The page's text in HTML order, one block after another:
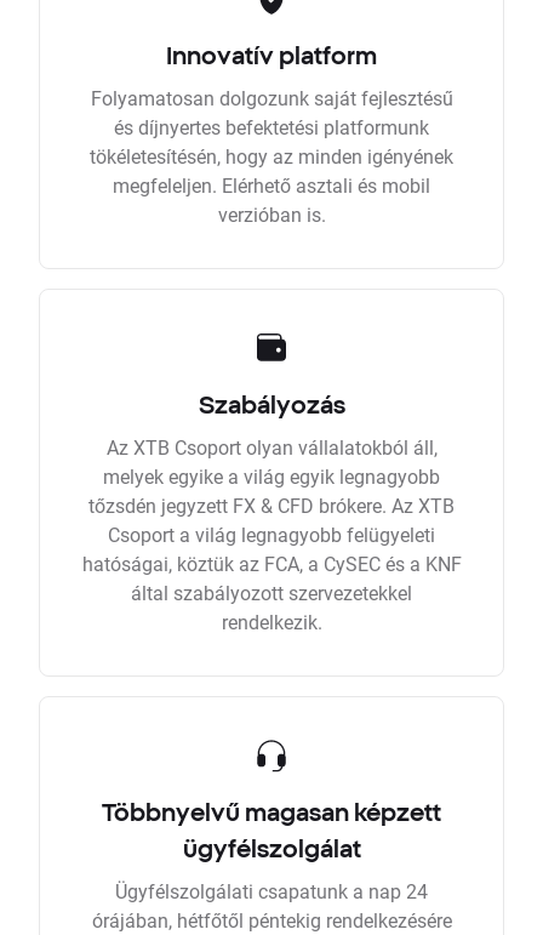
Innovatív platform
Folyamatosan dolgozunk saját fejlesztésű
és díjnyertes befektetési platformunk
tökéletesítésén, hogy az minden igényének
megfeleljen. Elérhető asztali és mobil
verzióban is.
Szabályozás
Az XTB Csoport olyan vállalatokból áll,
melyek egyike a világ egyik legnagyobb
tőzsdén jegyzett FX & CFD brókere. Az XTB
Csoport a világ legnagyobb felügyeleti
hatóságai, köztük az FCA, a CySEC és a KNF
által szabályozott szervezetekkel
rendelkezik.
Többnyelvű magasan képzett
ügyfélszolgálat
Ügyfélszolgálati csapatunk a nap 24
órájában, hétfőtől péntekig rendelkezésére